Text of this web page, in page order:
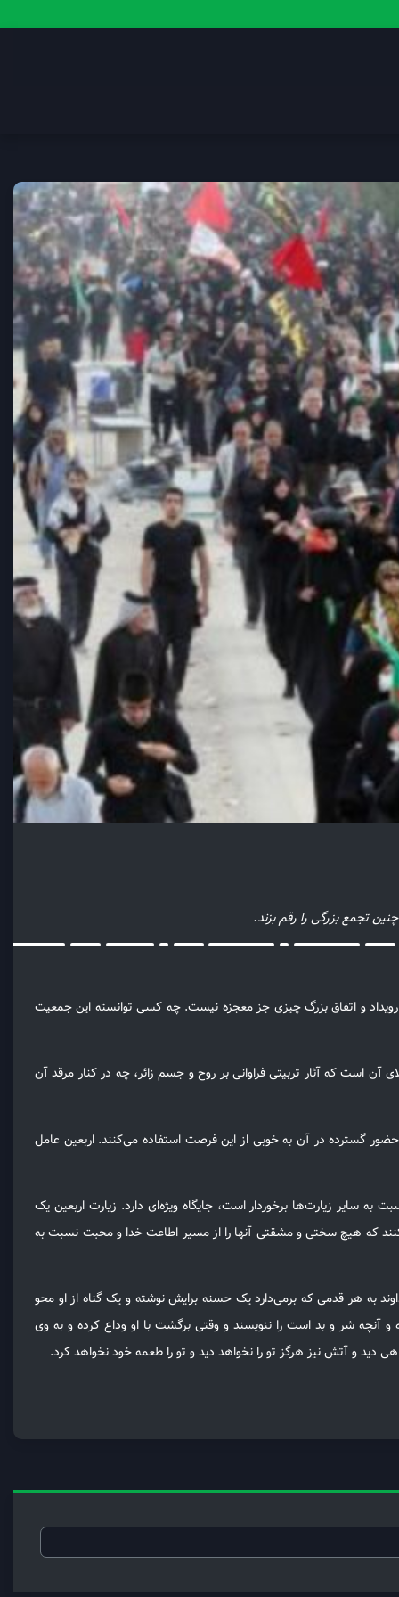
تجمع بزرگی را رقم بزند.
رویداد و اتفاق بزرگ چیزی جز معجزه نیست. چه کسی توانسته این جمعیت
آن است که آثار تربیتی فراوانی بر روح و جسم زائر، چه در کنار مرقد آن
گسترده در آن به خوبی از این فرصت استفاده می‌کنند. اربعین عامل
سایر زیارت‌ها برخوردار است، جایگاه ویژه‌ای دارد. زیارت اربعین یک
که هیچ سختی و مشقتی آنها را از مسیر اطاعت خدا و محبت نسبت به
به هر قدمى که برمی‌دارد یک حسنه برایش نوشته و یک گناه از او محو
و آنچه شر و بد است را ننویسند و وقتى برگشت با او وداع کرده و به وى
و آتش نیز هرگز تو را نخواهد دید و تو را طعمه خود نخواهد کرد.